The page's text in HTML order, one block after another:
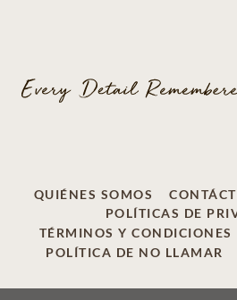
QUIÉNES SOMOS
POLÍTICAS DE
TÉRMINOS Y CONDICIONES
POLÍTICA DE NO LLAMAR